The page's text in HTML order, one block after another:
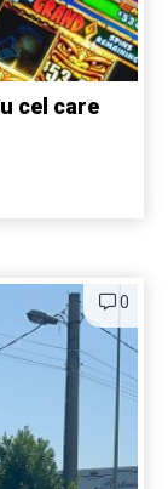
cel care
0